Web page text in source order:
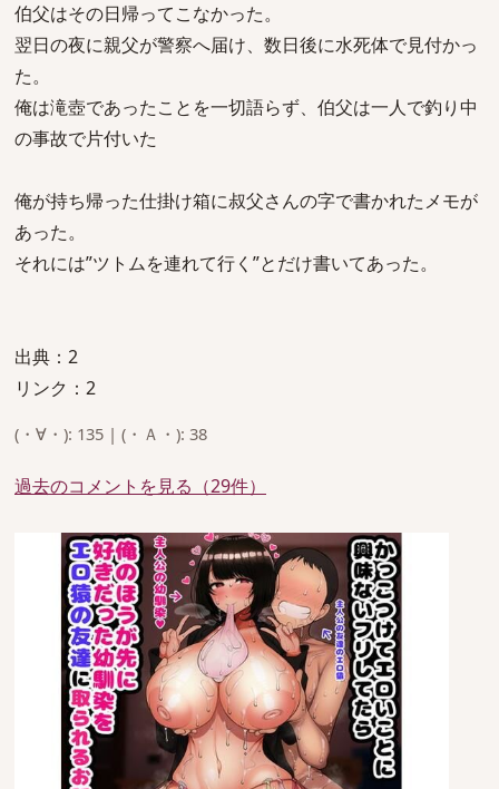
伯父はその日帰ってこなかった。
翌日の夜に親父が警察へ届け、数日後に水死体で見付かっ
た。
俺は滝壺であったことを一切語らず、伯父は一人で釣り中
の事故で片付いた
俺が持ち帰った仕掛け箱に叔父さんの字で書かれたメモが
あった。
それには”ツトムを連れて行く”とだけ書いてあった。
出典：2
リンク：2
(・∀・): 135 | (・Ａ・): 38
過去のコメントを見る（29件）